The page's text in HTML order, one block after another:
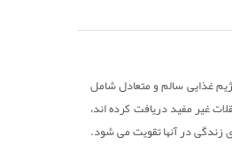
غذایی سالم و متعادل شامل
غیر مفید دریافت کرده اند،
زندگی در آنها تقویت می شود.